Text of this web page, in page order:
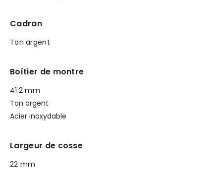
Cadran
Ton argent
Boîtier de montre
41.2 mm
Ton argent
Acier inoxydable
Largeur de cosse
22 mm